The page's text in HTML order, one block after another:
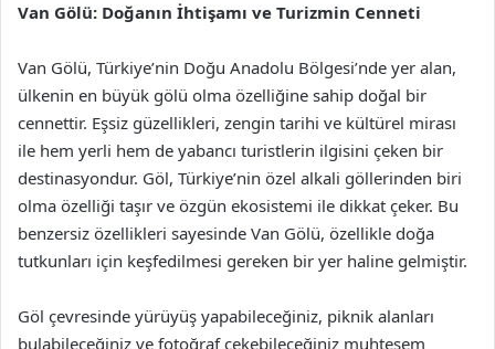
Van Gölü: Doğanın İhtişamı ve Turizmin Cenneti
Van Gölü, Türkiye’nin Doğu Anadolu Bölgesi’nde yer alan,
ülkenin en büyük gölü olma özelliğine sahip doğal bir
cennettir. Eşsiz güzellikleri, zengin tarihi ve kültürel mirası
ile hem yerli hem de yabancı turistlerin ilgisini çeken bir
destinasyondur. Göl, Türkiye’nin özel alkali göllerinden biri
olma özelliği taşır ve özgün ekosistemi ile dikkat çeker. Bu
benzersiz özellikleri sayesinde Van Gölü, özellikle doğa
tutkunları için keşfedilmesi gereken bir yer haline gelmiştir.
Göl çevresinde yürüyüş yapabileceğiniz, piknik alanları
bulabileceğiniz ve fotoğraf çekebileceğiniz muhteşem